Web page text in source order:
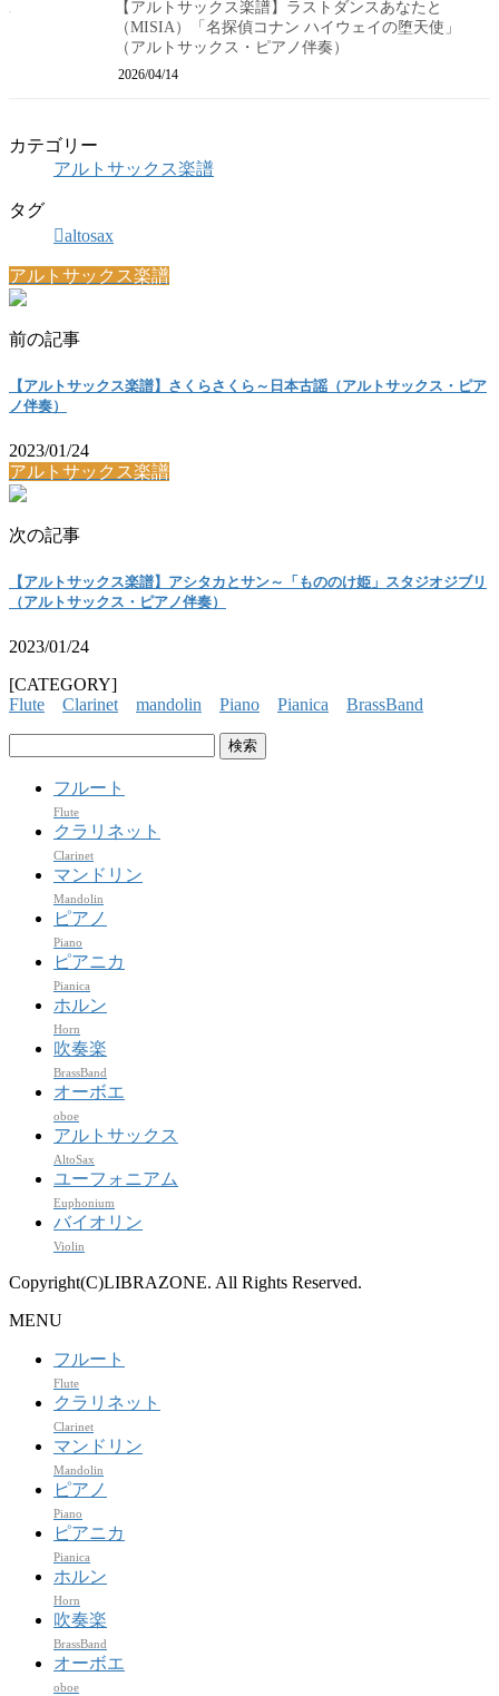
【アルトサックス楽譜】ラストダンスあなたと
（MISIA）「名探偵コナン ハイウェイの堕天使」
（アルトサックス・ピアノ伴奏）
2026/04/14
カテゴリー
アルトサックス楽譜
タグ
altosax
アルトサックス楽譜
前の記事
【アルトサックス楽譜】さくらさくら～日本古謡（アルトサックス・ピア
ノ伴奏）
2023/01/24
アルトサックス楽譜
次の記事
【アルトサックス楽譜】アシタカとサン～「もののけ姫」スタジオジブリ
（アルトサックス・ピアノ伴奏）
2023/01/24
[CATEGORY]
Flute
Clarinet mandolin Piano Pianica
BrassBand
フルート
Flute
クラリネット
Clarinet
マンドリン
Mandolin
ピアノ
Piano
ピアニカ
Pianica
ホルン
Horn
吹奏楽
BrassBand
オーボエ
oboe
アルトサックス
AltoSax
ユーフォニアム
Euphonium
バイオリン
Violin
Copyright(C)LIBRAZONE. All Rights Reserved.
MENU
フルート
Flute
クラリネット
Clarinet
マンドリン
Mandolin
ピアノ
Piano
ピアニカ
Pianica
ホルン
Horn
吹奏楽
BrassBand
オーボエ
oboe